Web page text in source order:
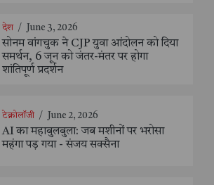
देश / June 3, 2026
सोनम वांगचुक ने CJP युवा आंदोलन को दिया
समर्थन, 6 जून को जंतर-मंतर पर होगा
शांतिपूर्ण प्रदर्शन
टेक्नोलॉजी / June 2, 2026
AI का महाबुलबुला: जब मशीनों पर भरोसा
महंगा पड़ गया - संजय सक्सैना